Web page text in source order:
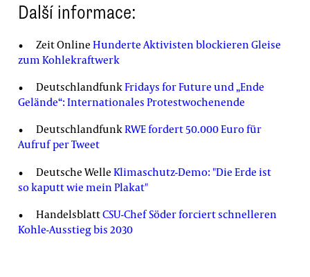
Další informace:
Zeit Online Hunderte Aktivisten blockieren Gleise
zum Kohlekraftwerk
DeutschlandfunkFridays for Future und „Ende
Gelände“: Internationales Protestwochenende
DeutschlandfunkRWE fordert 50.000 Euro für
Aufruf per Tweet
Deutsche Welle Klimaschutz-Demo: "Die Erde ist
so kaputt wie mein Plakat"
HandelsblattCSU-Chef Söder forciert schnelleren
Kohle-Ausstieg bis 2030